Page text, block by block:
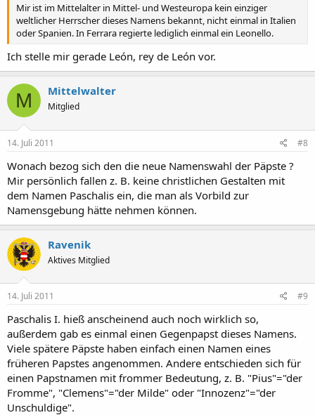
Mir ist im Mittelalter in Mittel- und Westeuropa kein einziger
weltlicher Herrscher dieses Namens bekannt, nicht einmal in Italien
oder Spanien. In Ferrara regierte lediglich einmal ein Leonello.
Ich stelle mir gerade León, rey de León vor.
M Mittelwalter
Mitglied
14. Juli 2011 #8
Wonach bezog sich den die neue Namenswahl der Päpste ?
Mir persönlich fallen z. B. keine christlichen Gestalten mit
dem Namen Paschalis ein, die man als Vorbild zur
Namensgebung hätte nehmen können.
Ravenik
Aktives Mitglied
14. Juli 2011 #9
Paschalis I. hieß anscheinend auch noch wirklich so,
außerdem gab es einmal einen Gegenpapst dieses Namens.
Viele spätere Päpste haben einfach einen Namen eines
früheren Papstes angenommen. Andere entschieden sich für
einen Papstnamen mit frommer Bedeutung, z. B. "Pius"="der
Fromme", "Clemens"="der Milde" oder "Innozenz"="der
Unschuldige".